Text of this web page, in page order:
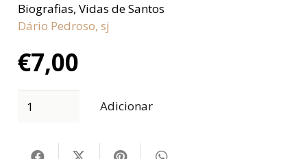
Biografias, Vidas de Santos
Dário Pedroso, sj
€7,00
Adicionar